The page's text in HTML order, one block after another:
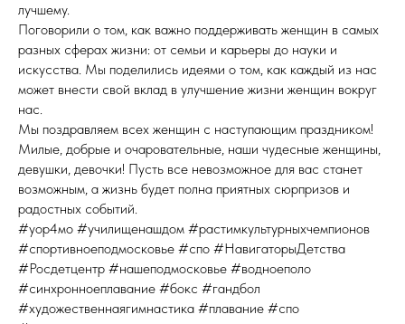
лучшему.
Поговорили о том, как важно поддерживать женщин в самых
разных сферах жизни: от семьи и карьеры до науки и
искусства. Мы поделились идеями о том, как каждый из нас
может внести свой вклад в улучшение жизни женщин вокруг
нас.
Мы поздравляем всех женщин с наступающим праздником!
Милые, добрые и очаровательные, наши чудесные женщины,
девушки, девочки! Пусть все невозможное для вас станет
возможным, а жизнь будет полна приятных сюрпризов и
радостных событий.
#уор4мо #училищенашдом #растимкультурныхчемпионов
#спортивноеподмосковье #спо #НавигаторыДетства
#Росдетцентр #нашеподмосковье #водноеполо
#синхронноеплавание #бокс #гандбол
#художественнаягимнастика #плавание #спо